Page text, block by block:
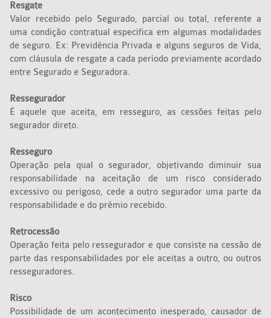
Resgate
Valor recebido pelo Segurado, parcial ou total, referente a
uma condição contratual específica em algumas modalidades
de seguro. Ex: Previdência Privada e alguns seguros de Vida,
com cláusula de resgate a cada período previamente acordado
entre Segurado e Seguradora.
Ressegurador
É aquele que aceita, em resseguro, as cessões feitas pelo
segurador direto.
Resseguro
Operação pela qual o segurador, objetivando diminuir sua
responsabilidade na aceitação de um risco considerado
excessivo ou perigoso, cede a outro segurador uma parte da
responsabilidade e do prêmio recebido.
Retrocessão
Operação feita pelo ressegurador e que consiste na cessão de
parte das responsabilidades por ele aceitas a outro, ou outros
resseguradores.
Risco
Possibilidade de um acontecimento inesperado, causador de